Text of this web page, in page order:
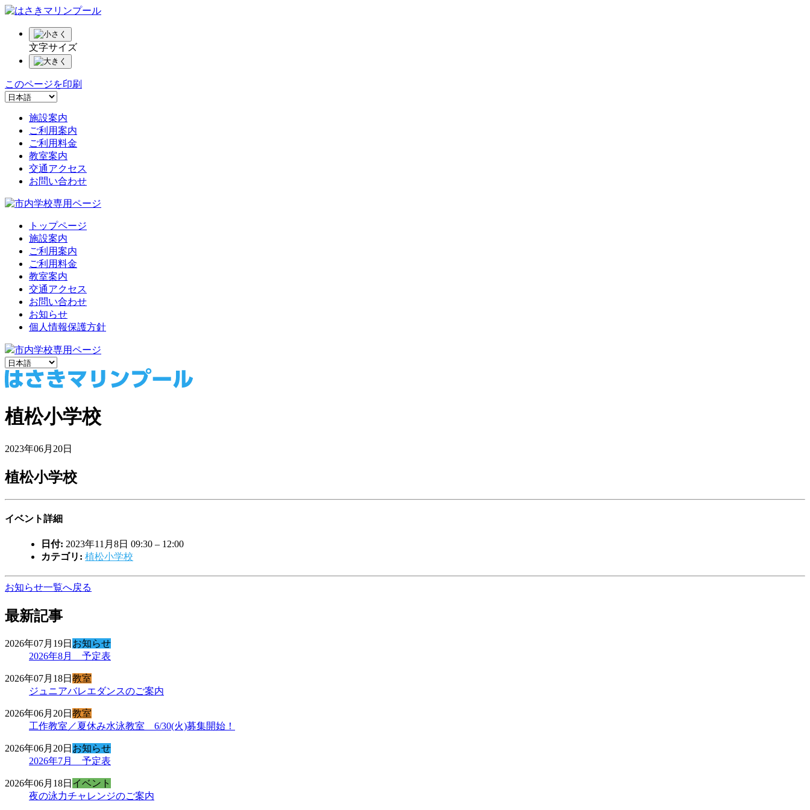
文字サイズ
このページを印刷
施設案内
ご利用案内
ご利用料金
教室案内
交通アクセス
お問い合わせ
トップページ
施設案内
ご利用案内
ご利用料金
教室案内
交通アクセス
お問い合わせ
お知らせ
個人情報保護方針
市内学校専用ページ
植松小学校
2023年06月20日
植松小学校
イベント詳細
日付: 2023年11月8日 09:30 – 12:00
カテゴリ: 植松小学校
お知らせ一覧へ戻る
最新記事
2026年07月19日 お知らせ
2026年8月 予定表
2026年07月18日 教室
ジュニアバレエダンスのご案内
2026年06月20日 教室
工作教室／夏休み水泳教室 6/30(火)募集開始！
2026年06月20日 お知らせ
2026年7月 予定表
2026年06月18日 イベント
夜の泳力チャレンジのご案内